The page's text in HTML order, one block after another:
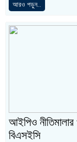
আরও পড়ুন..
আইপিও
বিএসইসি